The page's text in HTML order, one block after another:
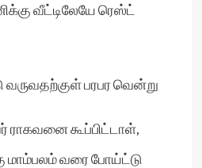
வீட்டிலேயே ரெஸ்ட்
வருவதற்குள் பரபர வென்று
ராகவனை கூப்பிட்டாள்,
வரை போய்ட்டு